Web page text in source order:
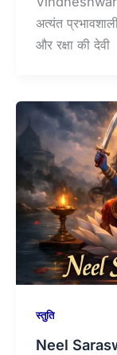
अत्यंत
और रक्षा की देवी
स्तुति
Neel